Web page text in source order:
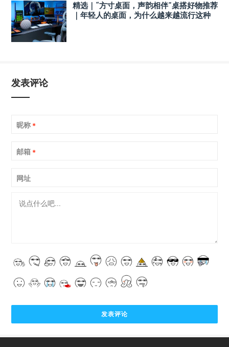
精选｜“方寸桌面，声韵相伴”桌搭好物推荐
｜年轻人的桌面，为什么越来越流行这种
发表评论
昵称 *
邮箱 *
网址